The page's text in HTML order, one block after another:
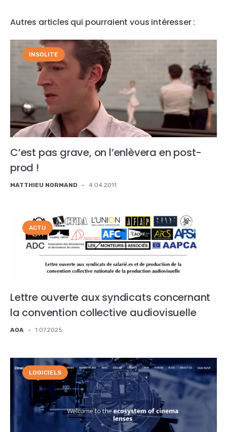
Autres articles qui pourraient vous intéresser :
INSOLITE
C’est pas grave, on l’enlèvera en post-
prod !
MATTHIEU NORMAND - 4.04.2011
ACTU
Lettre ouverte aux syndicats concernant
la convention collective audiovisuelle
AOA - 1.07.2025
LOGICIELS